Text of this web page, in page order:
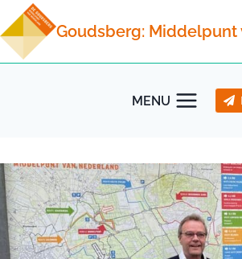
Doorgaan
naar
inhoud
Goudsberg: Middelpunt
MENU